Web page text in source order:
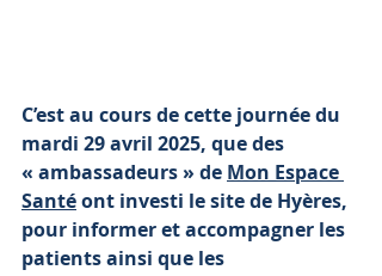
C’est au cours de cette journée du
mardi 29 avril 2025, que des
« ambassadeurs » de Mon Espace
Santé ont investi le site de Hyères,
pour informer et accompagner les
patients ainsi que les